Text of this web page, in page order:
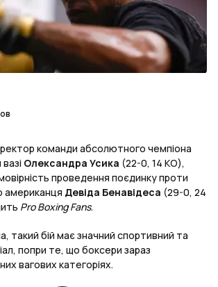
команди абсолютного чемпіона
Олександра Усика (22-0, 14 КО),
проведення поєдинку проти
Девіда Бенавідеса (29-0, 24
Pro Boxing Fans.
такий бій має значний спортивний та
попри те, що боксери зараз
вагових категоріях.